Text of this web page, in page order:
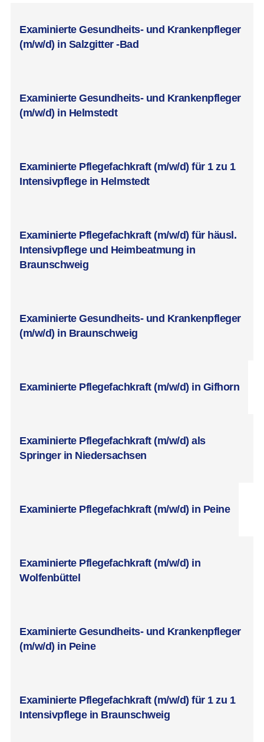
Examinierte Gesundheits- und Krankenpfleger
(m/w/d) in Salzgitter -Bad
Examinierte Gesundheits- und Krankenpfleger
(m/w/d) in Helmstedt
Examinierte Pflegefachkraft (m/w/d) für 1 zu 1
Intensivpflege in Helmstedt
Examinierte Pflegefachkraft (m/w/d) für häusl.
Intensivpflege und Heimbeatmung in
Braunschweig
Examinierte Gesundheits- und Krankenpfleger
(m/w/d) in Braunschweig
Examinierte Pflegefachkraft (m/w/d) in Gifhorn
Examinierte Pflegefachkraft (m/w/d) als
Springer in Niedersachsen
Examinierte Pflegefachkraft (m/w/d) in Peine
Examinierte Pflegefachkraft (m/w/d) in
Wolfenbüttel
Examinierte Gesundheits- und Krankenpfleger
(m/w/d) in Peine
Examinierte Pflegefachkraft (m/w/d) für 1 zu 1
Intensivpflege in Braunschweig